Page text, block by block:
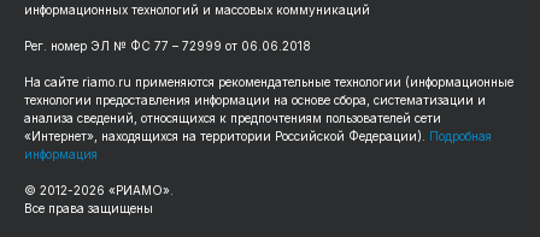
информационных технологий и массовых коммуникаций
Рег. номер ЭЛ № ФС 77 – 72999 от 06.06.2018
На сайте riamo.ru применяются рекомендательные технологии (информационные
технологии предоставления информации на основе сбора, систематизации и
анализа сведений, относящихся к предпочтениям пользователей сети
«Интернет», находящихся на территории Российской Федерации). Подробная
информация
© 2012-2026 «РИАМО».
Все права защищены